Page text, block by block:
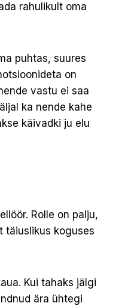
rahulikult oma
puhtas, suures
on
vastu ei saa
ka nende kahe
käivadki ju elu
Rolle on palju,
täiuslikus koguses
Kui tahaks jälgi
ära ühtegi